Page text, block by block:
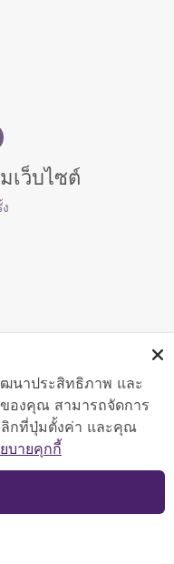
เว็บไซต์
หารการคลัง
pixel
ไซต์
TOP
ฒนาประสิทธิภาพ และ
องคุณ สามารถจัดการ
กที่ปุ่มตั้งค่า และคุณ
บายคุกกี้